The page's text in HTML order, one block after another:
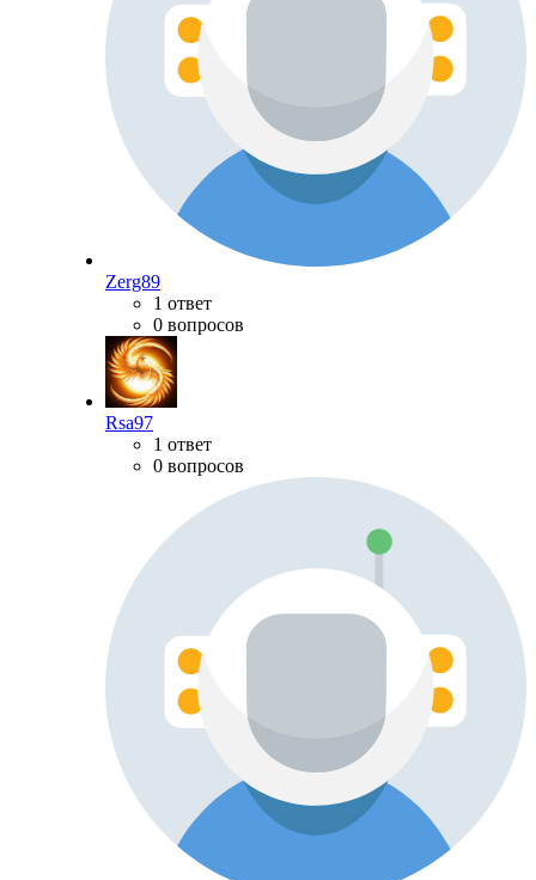
Zerg89
1 ответ
0 вопросов
Rsa97
1 ответ
0 вопросов